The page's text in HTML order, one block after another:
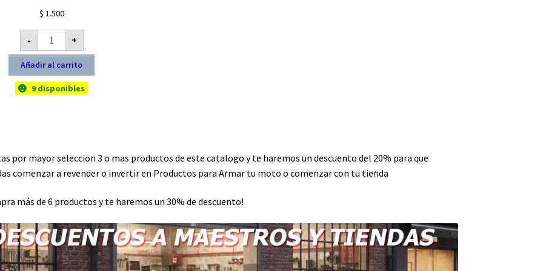
5.00de 5
$ 1.500
-
Ampolleta
para
moto
12V-
35/35W
cantidad
+
Añadir al carrito
9 disponibles
por mayor seleccion 3 o mas productos de este catalogo y te haremos un descuento del 20% para que
comenzar a revender o invertir en Productos para Armar tu moto o comenzar con tu tienda
más de 6 productos y te haremos un 30% de descuento!